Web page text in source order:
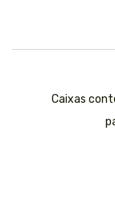
Caixas